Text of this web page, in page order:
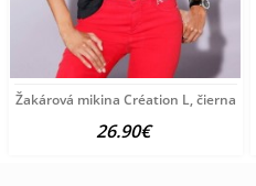
Žakárová mikina Création L, čierna
26.90€